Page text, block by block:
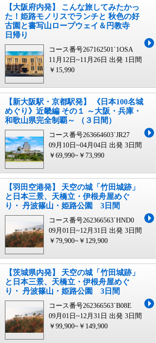
【大阪府内発】 こんな旅してみたかっ
た！姫路モノリスでランチと 秋色の好
古園と書写山ロープウェイ＆円教寺
日帰り
コース番号267162501`1OSA
11月12日~11月26日 出発 1日間
￥15,990
【新大阪駅・京都駅発】 《日本100名城
めぐり》近畿編 その１ ～大阪・兵庫・
和歌山県完全制覇～ （３日間）
コース番号263664603`JR27
09月10日~04月04日 出発 3日間
￥69,990~￥73,990
【羽田空港発】 天空の城「竹田城跡」
と日本三景、天橋立・伊根舟屋めぐ
り・ 丹波篠山・姫路公園 3日間
コース番号262366563`HND0
09月01日~12月31日 出発 3日間
￥79,900~￥129,900
【茨城県内発】 天空の城「竹田城跡」
と日本三景、天橋立・伊根舟屋めぐ
り・ 丹波篠山・姫路公園 3日間
コース番号262366563`B08E
09月01日~12月31日 出発 3日間
￥99,900~￥149,900